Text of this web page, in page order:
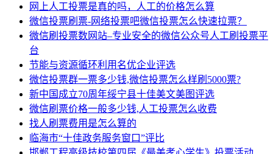
网上人工投票是真的吗，人工的价格怎么算
微信投票刷票-网络投票吧微信投票怎么快速拉票？
微信刷投票数网站–专业安全的微信公众号人工刷投票平
台
节能与资源循环利用名优企业评选
微信投票群一票多少钱,微信投票怎么样刷5000票?
新中国成立70周年绥宁县十佳美文美图评选
微信刷票价格一般多少钱,人工投票怎么收费
找人刷票费用是怎么算的
临海市“十佳政务服务窗口”评比